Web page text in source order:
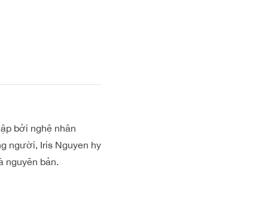
bởi nghệ nhân
người, Iris Nguyen hy
nguyên bản.